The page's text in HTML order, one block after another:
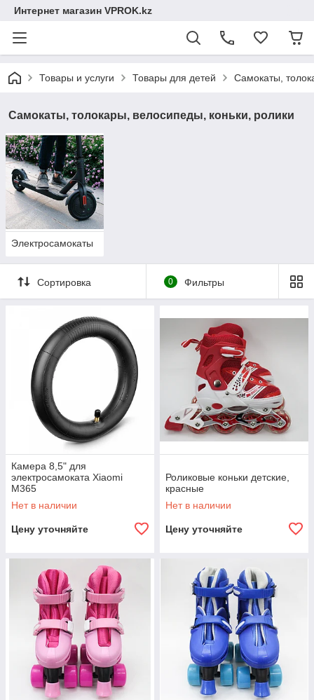
Интернет магазин VPROK.kz
Товары и услуги Товары для детей Самокаты,
Самокаты, толокары, велосипеды, коньки, ролики
Электросамокаты
Сортировка 0 Фильтры
Камера 8,5" для
электросамоката Xiaomi
M365
Нет в наличии
Цену уточняйте
Роликовые коньки детские,
красные
Нет в наличии
Цену уточняйте